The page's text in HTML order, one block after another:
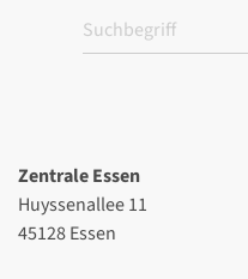
Zentrale Essen
Huyssenallee 11
45128 Essen